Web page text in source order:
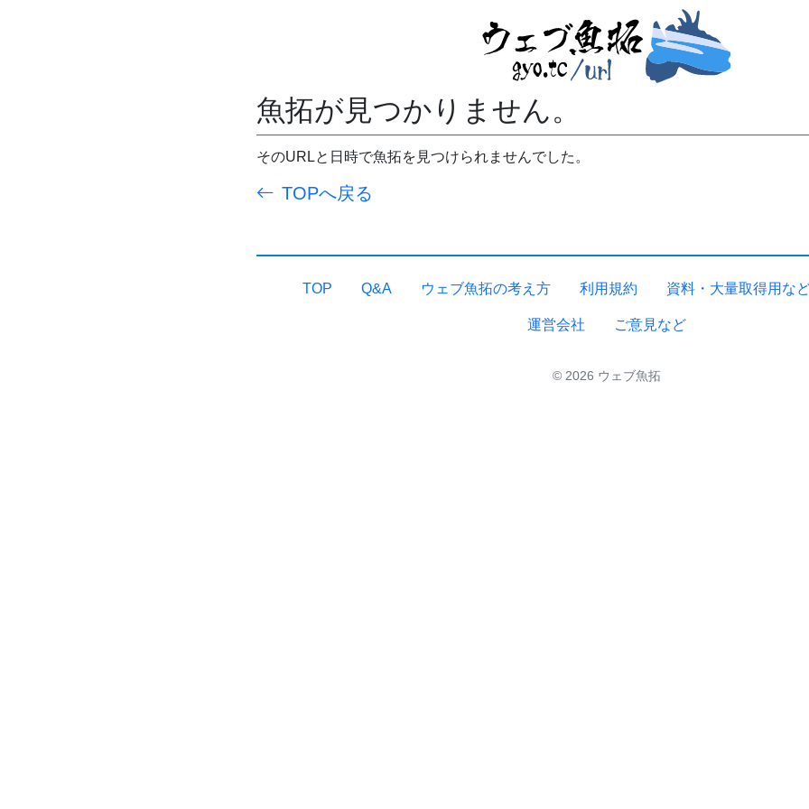
魚拓が見つかりません。
そのURLと日時で魚拓を見つけられませんでした。
TOPへ戻る
TOP Q&A ウェブ魚拓の考え方 利用規約 資料・大量取得用な
運営会社 ご意見など
© 2026 ウェブ魚拓